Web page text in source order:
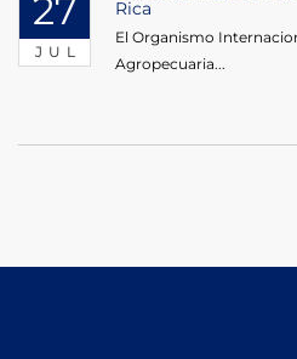
27
JUL
Rica
El Organismo
Agropecuaria...